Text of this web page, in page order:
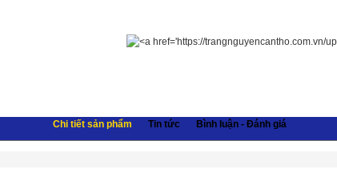
Chi tiết sản phẩm Tin tức Bình luận - Đánh giá